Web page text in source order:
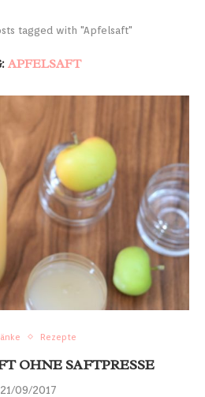
tagged with "Apfelsaft"
APFELSAFT
Rezepte
OHNE SAFTPRESSE
21/09/2017